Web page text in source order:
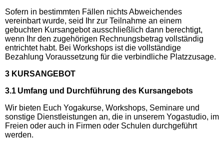
Sofern in bestimmten Fällen nichts Abweichendes
vereinbart wurde, seid Ihr zur Teilnahme an einem
gebuchten Kursangebot ausschließlich dann berechtigt,
wenn Ihr den zugehörigen Rechnungsbetrag vollständig
entrichtet habt. Bei Workshops ist die vollständige
Bezahlung Voraussetzung für die verbindliche Platzzusage.
3 KURSANGEBOT
3.1 Umfang und Durchführung des Kursangebots
Wir bieten Euch Yogakurse, Workshops, Seminare und
sonstige Dienstleistungen an, die in unserem Yogastudio, im
Freien oder auch in Firmen oder Schulen durchgeführt
werden.